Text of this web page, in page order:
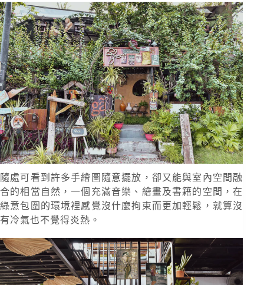
隨處可看到許多手繪圖隨意擺放，卻又能與室內空間融
合的相當自然，一個充滿音樂、繪畫及書籍的空間，在
綠意包圍的環境裡感覺沒什麼拘束而更加輕鬆，就算沒
有冷氣也不覺得炎熱。